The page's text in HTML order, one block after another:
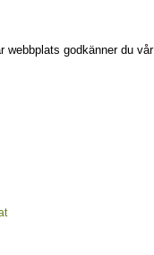
webbplats godkänner du vår